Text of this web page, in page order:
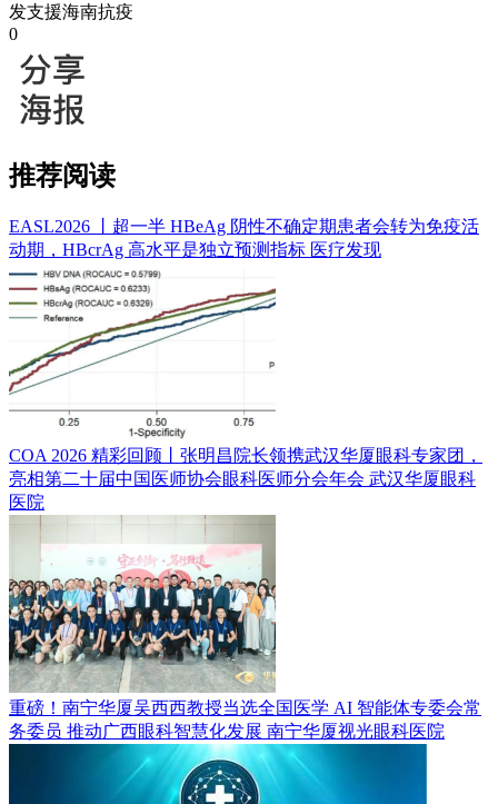
发支援海南抗疫
0
推荐阅读
EASL2026 丨超一半 HBeAg 阴性不确定期患者会转为免疫活
动期，HBcrAg 高水平是独立预测指标 医疗发现
COA 2026 精彩回顾丨张明昌院长领携武汉华厦眼科专家团，
亮相第二十届中国医师协会眼科医师分会年会 武汉华厦眼科
医院
重磅！南宁华厦吴西西教授当选全国医学 AI 智能体专委会常
务委员 推动广西眼科智慧化发展 南宁华厦视光眼科医院